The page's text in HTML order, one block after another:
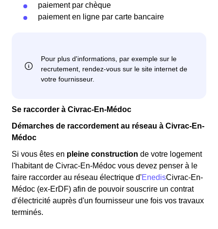
paiement par chèque
paiement en ligne par carte bancaire
Se raccorder à Civrac-En-Médoc
Démarches de raccordement au réseau à Civrac-En-
Médoc
Si vous êtes en pleine construction de votre logement
l'habitant de Civrac-En-Médoc vous devez penser à le
faire raccorder au réseau électrique d'EnedisCivrac-En-
Médoc (ex-ErDF) afin de pouvoir souscrire un contrat
d'électricité auprès d'un fournisseur une fois vos travaux
terminés.